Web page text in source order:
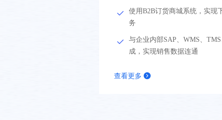
使用B2B订货商城系统，实现
务
与企业内部SAP、WMS、
成，实现销售数据连通
查看更多